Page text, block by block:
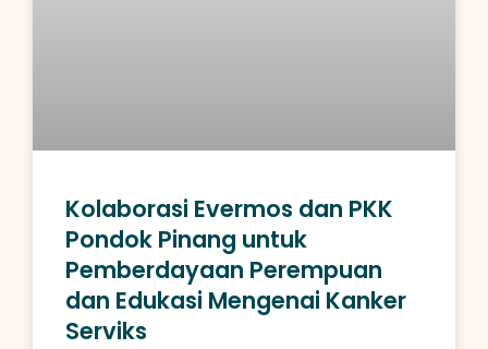
Kolaborasi Evermos dan PKK
Pondok Pinang untuk
Pemberdayaan Perempuan
dan Edukasi Mengenai Kanker
Serviks